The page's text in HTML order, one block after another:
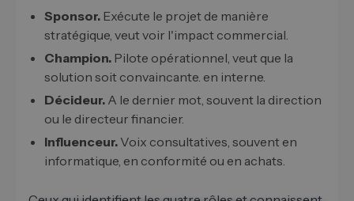
Sponsor. Exécute le projet de manière
stratégique, veut voir l'impact commercial.
Champion. Pilote opérationnel, veut que la
solution soit convaincante. en interne.
Décideur. A le dernier mot, souvent la direction
ou le directeur financier.
Influenceur. Voix consultatives, souvent en
informatique, en conformité ou en achats.